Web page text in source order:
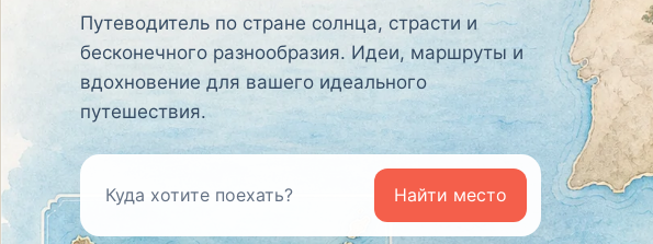
Путеводитель по стране солнца, страсти и
бесконечного разнообразия. Идеи, маршруты и
вдохновение для вашего идеального
путешествия.
Куда хотите поехать? Найти место